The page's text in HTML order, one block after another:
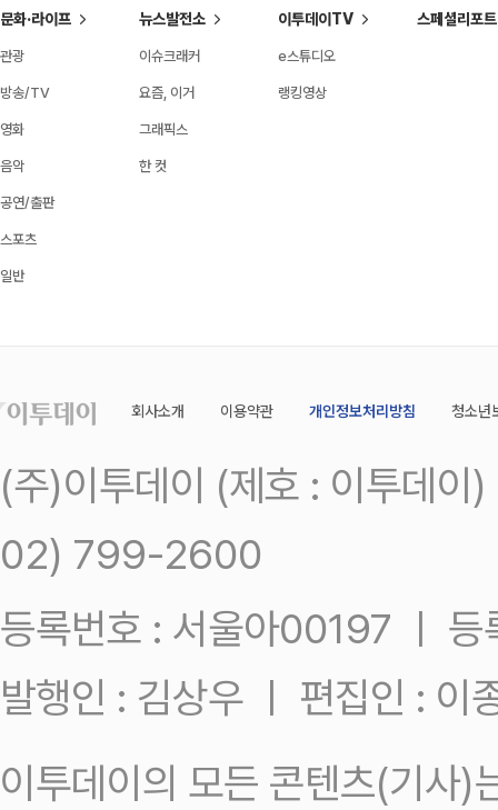
문화·라이프
관광
방송/TV
영화
음악
공연/출판
스포츠
일반
뉴스발전소
이슈크래커
요즘, 이거
그래픽스
한 컷
이투데이TV
e스튜디오
랭킹영상
스페셜리포트
회사소개 이용약관 개인정보처리방침 청소년
(주)이투데이 (제호 : 이투데
02) 799-2600
등록번호 : 서울아00197 ㅣ
발행인 : 김상우 ㅣ 편집인 : 이
이투데이의 모든 콘텐츠(기사)